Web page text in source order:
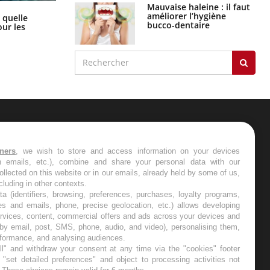
quelle
les
Syndrome métabolique : quels sont
les meilleurs exercices physiques ?
Mauvaise haleine : il faut
améliorer l’hygiène
bucco-dentaire
les semaines les meilleures
, we wish to store and access information on your devices
emails, etc.), combine and share your personal data with our
on this website or in our emails, already held by some of us,
in other contexts.
(identifiers, browsing, preferences, purchases, loyalty programs,
and emails, phone, precise geolocation, etc.) allows developing
content, commercial offers and ads across your devices and
email, post, SMS, phone, audio, and video), personalising them,
and analysing audiences.
and withdraw your consent at any time via the "cookies" footer
detailed preferences" and object to processing activities not